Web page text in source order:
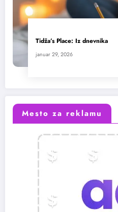
Tidža’s Place: Iz dnevnika
januar 29, 2026
Mesto za reklamu